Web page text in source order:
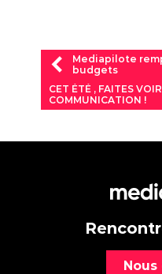
Mediapilote
budgets
CET ÉTÉ , FAITES
COMMUNICATION !